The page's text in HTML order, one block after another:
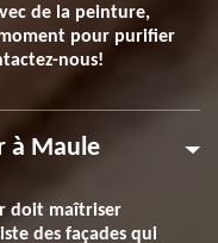
de la peinture,
pour purifier
nous!
à Maule
doit maîtriser
des façades qui